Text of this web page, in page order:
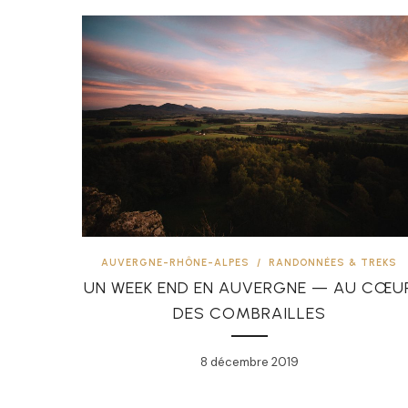
AUVERGNE-RHÔNE-ALPES / RANDONNÉES & TREKS
UN WEEK END EN AUVERGNE — AU
DES COMBRAILLES
8 décembre 2019